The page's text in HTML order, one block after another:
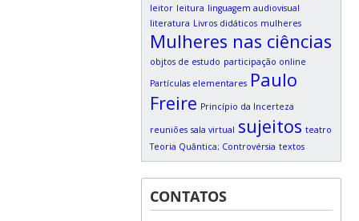
leitor leitura linguagem audiovisual
literatura Livros didáticos mulheres
Mulheres nas ciências
objtos de estudo participação online
Partículas elementares Paulo
Freire Princípio da Incerteza
reuniões sala virtual sujeitos teatro
Teoria Quântica; Controvérsia textos
CONTATOS